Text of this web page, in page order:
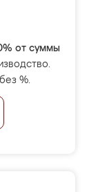
от суммы
%.